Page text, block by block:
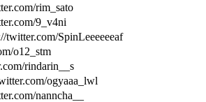
rim_sato
9_v4ni
SpinLeeeeeeaf
o12_stm
rindarin__s
ogyaaa_lwl
nanncha__